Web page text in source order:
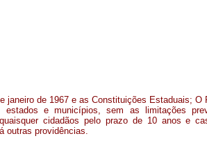
janeiro de 1967 e as Constituições Estaduais; O
estados e municípios, sem as limitações
cidadãos pelo prazo de 10 anos e
outras providências.